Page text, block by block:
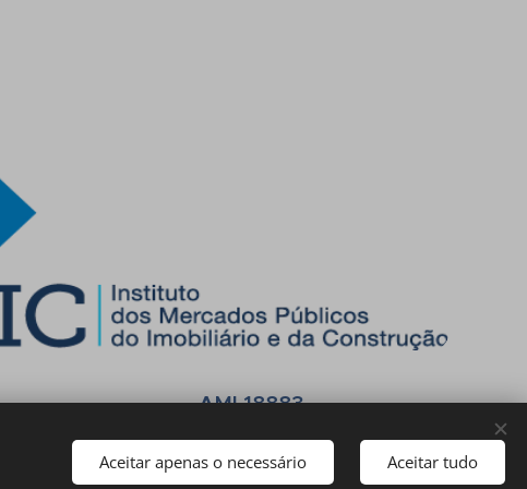
AMI 18883
Aceitar apenas o necessário Aceitar tudo